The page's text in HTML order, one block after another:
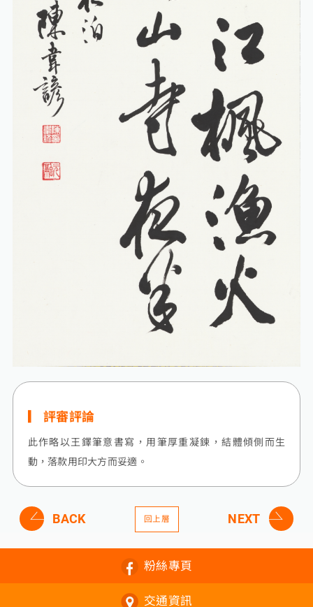
評審評論
此作略以王鐸筆意書寫，用筆厚重凝鍊，結體傾側而生
動，落款用印大方而妥適。
BACK 回上層 NEXT
粉絲專頁
交通資訊